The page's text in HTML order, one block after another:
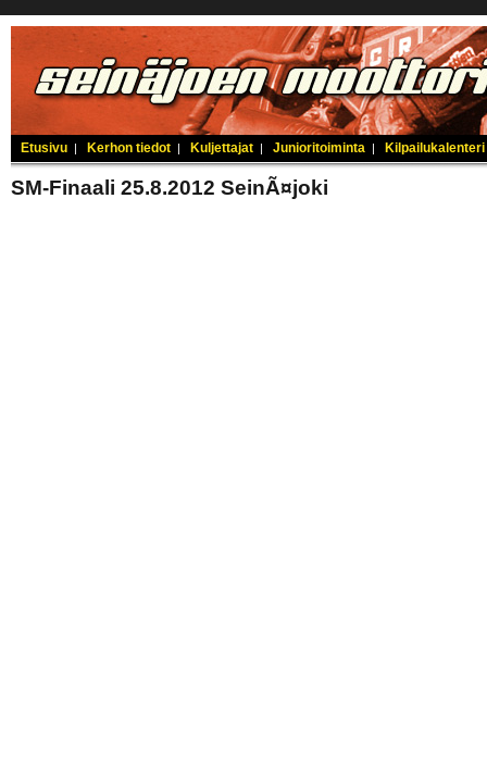
Etusivu | Kerhon tiedot | Kuljettajat | Junioritoiminta | Kilpailukalenteri
SM-Finaali 25.8.2012 SeinÃ¤joki